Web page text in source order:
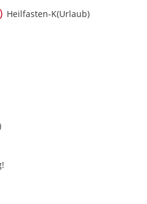
Heilfasten-K(Urlaub)